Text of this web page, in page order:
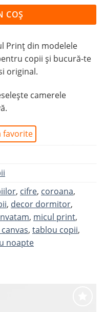
COȘ
Prinț din modelele
copii și bucură-te
original.
camerele
favorite
, cifre, coroana,
, decor dormitor,
, micul print,
, tablou copii,
noapte